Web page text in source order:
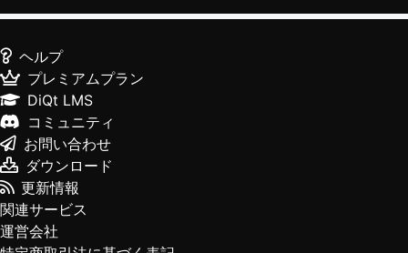
ヘルプ
プレミアムプラン
DiQt LMS
コミュニティ
お問い合わせ
ダウンロード
更新情報
関連サービス
運営会社